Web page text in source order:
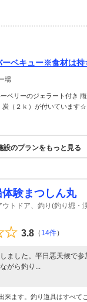
ーベキュー※食材は
場
ベリーのジェラート付き
（２ｋ）が付いています
設のプランをもっと見る
験まつしん丸
ウトドア、釣り(釣り堀・
3.8 （ 14件）
ました。平日悪天候で
がら釣り...
来ます。釣り道具はすべて